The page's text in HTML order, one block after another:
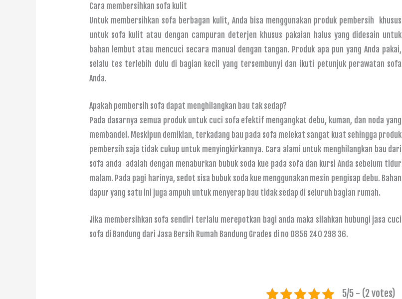
Cara membersihkan sofa kulit
Untuk membersihkan sofa berbagan kulit, Anda bisa menggunakan produk pembersih khusus
untuk sofa kulit atau dengan campuran deterjen khusus pakaian halus yang didesain untuk
bahan lembut atau mencuci secara manual dengan tangan. Produk apa pun yang Anda pakai,
selalu tes terlebih dulu di bagian kecil yang tersembunyi dan ikuti petunjuk perawatan sofa
Anda.
Apakah pembersih sofa dapat menghilangkan bau tak sedap?
Pada dasarnya semua produk untuk cuci sofa efektif mengangkat debu, kuman, dan noda yang
membandel. Meskipun demikian, terkadang bau pada sofa melekat sangat kuat sehingga produk
pembersih saja tidak cukup untuk menyingkirkannya. Cara alami untuk menghilangkan bau dari
sofa anda adalah dengan menaburkan bubuk soda kue pada sofa dan kursi Anda sebelum tidur
malam. Pada pagi harinya, sedot sisa bubuk soda kue menggunakan mesin pengisap debu. Bahan
dapur yang satu ini juga ampuh untuk menyerap bau tidak sedap di seluruh bagian rumah.
Jika membersihkan sofa sendiri terlalu merepotkan bagi anda maka silahkan hubungi jasa cuci
sofa di Bandung dari Jasa Bersih Rumah Bandung Grades di no 0856 240 298 36.
5/5 - (2 votes)